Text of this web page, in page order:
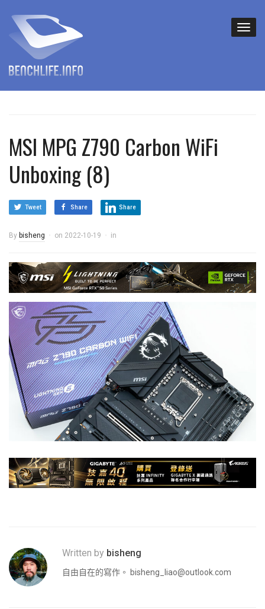
MSI MPG Z790 Carbon WiFi
Unboxing (8)
Tweet Share Share
By bisheng on 2022-10-19 in
Written by bisheng
自由自在的寫作。 bisheng_liao@outlook.com